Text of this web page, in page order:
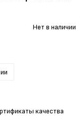
Нет в наличии
качества